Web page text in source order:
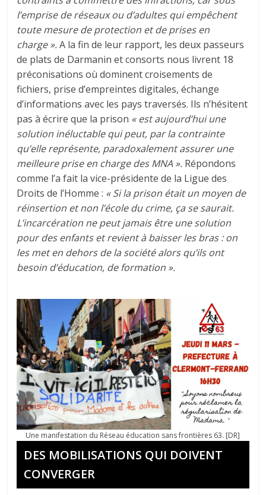
l’emprise de réseaux ou d’adultes qui empêchent
toute mesure de protection et de prises en
charge ».A la fin de leur rapport, les deux passeurs
de plats de Darmanin et consorts nous livrent 18
préconisations où dominent croisements de
fichiers, prise d’empreintes digitales, échange
d’informations avec les pays traversés. Ils n’hésitent
pas à écrire que la prison « est aujourd’hui une
solution inéluctable qui peut, par la contrainte
qu’elle représente, paradoxalement assurer une
meilleure prise en charge des MNA ». Répondons
comme l’a fait la vice-présidente de la Ligue des
Droits de l’Homme : « Si la prison était un moyen de
réinsertion et non l’école du crime, ça se saurait.
L’incarcération ne peut jamais être une solution
pour des enfants et revient à baisser les bras : on
les met en dehors de la société alors qu’ils ont
besoin d’éducation, de formation ».
Une manifestation du Réseau éducation sans frontières 63. [DR]
DES MOBILISATIONS QUI DOIVENT
CONVERGER